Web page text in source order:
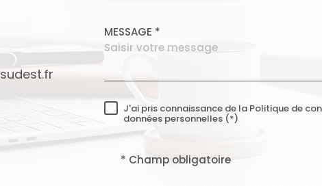
04 72 24 66 75
Centre Commercial les Pierres
69360 Ternay
MESSAGE *
RÈGLEMENTATION
J'ai pris connaissance de la Politique de
données personnelles (*)
* Champ obligatoire